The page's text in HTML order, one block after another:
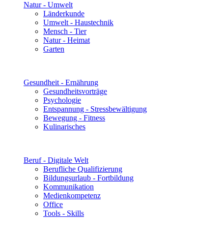
Natur - Umwelt
Länderkunde
Umwelt - Haustechnik
Mensch - Tier
Natur - Heimat
Garten
Gesundheit - Ernährung
Gesundheitsvorträge
Psychologie
Entspannung - Stressbewältigung
Bewegung - Fitness
Kulinarisches
Beruf - Digitale Welt
Berufliche Qualifizierung
Bildungsurlaub - Fortbildung
Kommunikation
Medienkompetenz
Office
Tools - Skills